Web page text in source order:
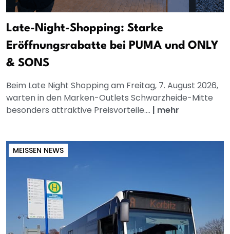
Late-Night-Shopping: Starke
Eröffnungsrabatte bei PUMA und ONLY
& SONS
Beim Late Night Shopping am Freitag, 7. August 2026,
warten in den Marken-Outlets Schwarzheide-Mitte
besonders attraktive Preisvorteile.... | mehr
MEISSEN NEWS